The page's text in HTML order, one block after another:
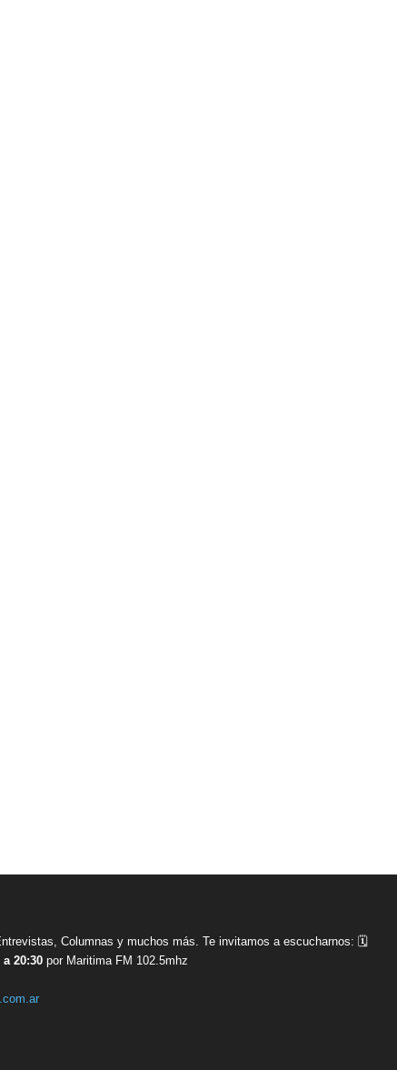
Columnas y muchos más. Te invitamos a escucharnos: 🗓
20:30por Maritima FM 102.5mhz